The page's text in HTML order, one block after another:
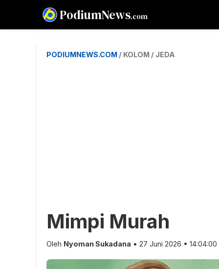
PodiumNews.com
PODIUMNEWS.COM / KOLOM / JEDA
Mimpi Murah
Oleh Nyoman Sukadana • 27 Juni 2026 • 14:04:00